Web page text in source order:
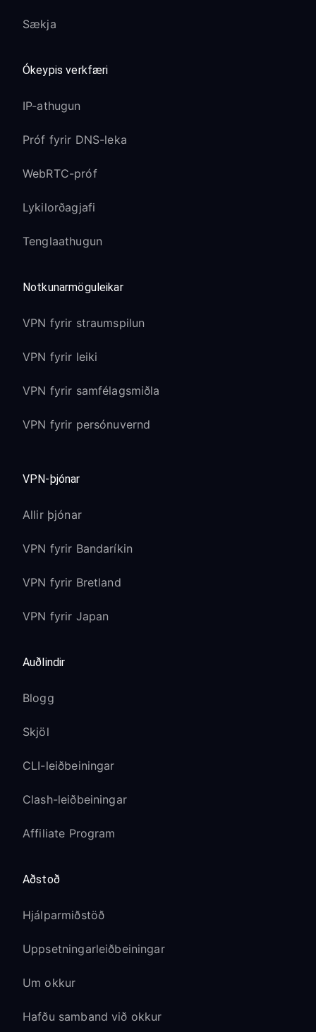
Sækja
Ókeypis verkfæri
IP-athugun
Próf fyrir DNS-leka
WebRTC-próf
Lykilorðagjafi
Tenglaathugun
Notkunarmöguleikar
VPN fyrir straumspilun
VPN fyrir leiki
VPN fyrir samfélagsmiðla
VPN fyrir persónuvernd
VPN-þjónar
Allir þjónar
VPN fyrir Bandaríkin
VPN fyrir Bretland
VPN fyrir Japan
Auðlindir
Blogg
Skjöl
CLI-leiðbeiningar
Clash-leiðbeiningar
Affiliate Program
Aðstoð
Hjálparmiðstöð
Uppsetningarleiðbeiningar
Um okkur
Hafðu samband við okkur